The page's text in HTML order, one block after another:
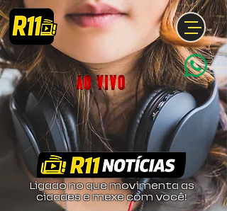
Ligado no que movimenta as
cidades e mexe com você!